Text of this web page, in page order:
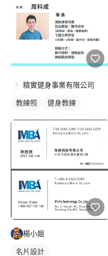
精實健身事業有限公司
教練照 健身教練
楊小姐
名片設計